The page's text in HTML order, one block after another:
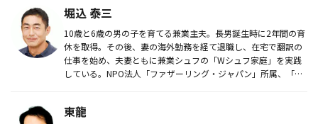
堀込 泰三
10歳と6歳の男の子を育てる兼業主夫。長男誕生時に2年間の育
休を取得。その後、妻の海外勤務を経て退職し、在宅で翻訳の
仕事を始め、夫妻ともに兼業シュフの「Wシュフ家庭」を実践
している。NPO法人「ファザーリング・ジャパン」所属、「秘
東龍